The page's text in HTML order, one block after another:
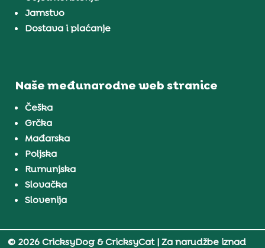
Jamstvo
Dostava i plaćanje
Naše međunarodne web stranice
Češka
Grčka
Mađarska
Poljska
Rumunjska
Slovačka
Slovenija
© 2026 CricksyDog & CricksyCat| Za narudžbe iznad